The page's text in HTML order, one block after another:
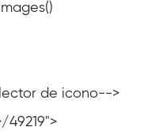
de icono-->